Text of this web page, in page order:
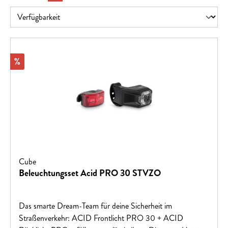
Rabatt
%
Cube
Beleuchtungsset Acid PRO 30 STVZO
Das smarte Dream-Team für deine Sicherheit im
Straßenverkehr: ACID Frontlicht PRO 30 + ACID